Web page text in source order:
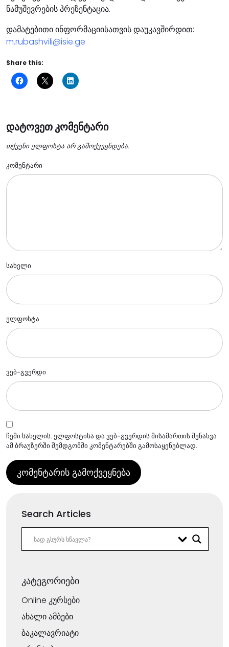
ნამუშევრების პრეზენტაცია.
დამატებითი ინფორმაციისათვის დაუკავშირდით:
m.rubashvili@isie.ge
Share this:
დატოვეთ კომენტარი
თქვენი ელფოსტა არ გამოქვეყნდება.
კომენტარი
სახელი
ელფოსტა
ვებ-გვერდი
ჩემი სახელის. ელფოსტისა და ვებ-გვერდის მისამართის შენახვა
ამ ბრაუზერში შემდგომში კომენტარებში გამოსაყენებლად.
Search Articles
კატეგორიები
Online კურსები
ახალი ამბები
ბაკალავრიატი